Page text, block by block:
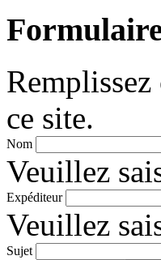
ce site.
Nom
Veuillez
Expéditeur
Veuillez
Sujet